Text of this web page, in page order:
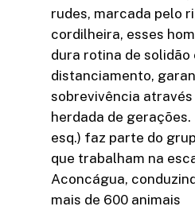
rudes, marcada pelo
cordilheira, esses
dura rotina de solidão
distanciamento,
sobrevivência
herdada de gerações.
esq.) faz parte do
que trabalham na
Aconcágua,
mais de 600 animais